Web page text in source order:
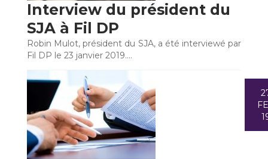
Interview du président du
SJA à Fil DP
Robin Mulot, président du SJA, a été interviewé par
Fil DP le 23 janvier 2019.…